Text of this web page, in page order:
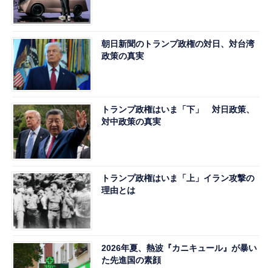
朝日新聞のトランプ政権の対日、対台湾
政策の真実
トランプ政権はいま「下」 対日政策、
対中政策の真実
トランプ政権はいま「上」イラン攻撃の
理由とは
2026年夏、熱波『カニキュール』が暴い
た先進国の素顔